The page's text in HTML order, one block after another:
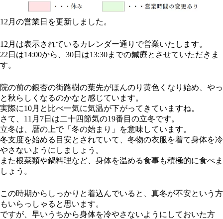
12月の営業日を更新しました。
12月は表示されているカレンダー通りで営業いたします。
22日は14:00から、30日は13:30までの鍼療とさせていただきま
す。
院の前の銀杏の街路樹の葉先がほんのり黄色くなり始め、やっ
と秋らしくなるのかなと感じています。
実際に10月と比べ一気に気温が下がってきていますね。
さて、11月7日は二十四節気の19番目の立冬です。
立冬は、暦の上で「冬の始まり」を意味しています。
冬支度を始める目安とされていて、冬物の衣服を着て身体を冷
やさないようにしましょう。
また根菜類や鍋料理など、身体を温める食事も積極的に食べま
しょう。
この時期からしっかりと着込んでいると、真冬が不安という方
もいらっしゃると思います。
ですが、早いうちから身体を冷やさないようにしておいた方